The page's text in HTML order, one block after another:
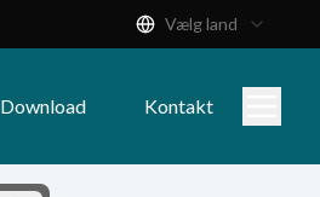
Vælg land
Download Kontakt